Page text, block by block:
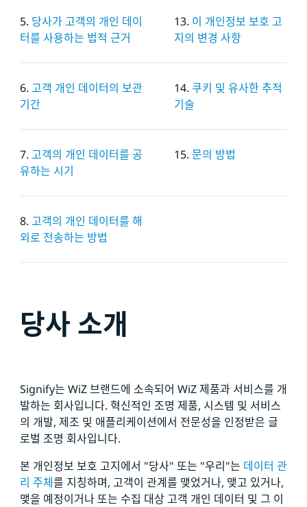
5. 당사가 고객의 개인 데이
터를 사용하는 법적 근거
13. 이 개인정보 보호 고
지의 변경 사항
6. 고객 개인 데이터의 보관
기간
14. 쿠키 및 유사한 추적
기술
7. 고객의 개인 데이터를 공
유하는 시기
15. 문의 방법
8. 고객의 개인 데이터를 해
외로 전송하는 방법
당사 소개
Signify는 WiZ 브랜드에 소속되어 WiZ 제품과 서비스를 개
발하는 회사입니다. 혁신적인 조명 제품, 시스템 및 서비스
의 개발, 제조 및 애플리케이션에서 전문성을 인정받은 글
로벌 조명 회사입니다.
본 개인정보 보호 고지에서 "당사" 또는 "우리"는 데이터 관
리 주체를 지칭하며, 고객이 관계를 맺었거나, 맺고 있거나,
맺을 예정이거나 또는 수집 대상 고객 개인 데이터 및 그 이